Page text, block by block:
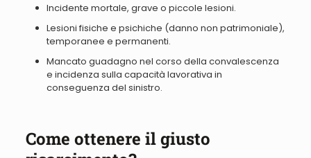
Incidente mortale, grave o piccole lesioni.
Lesioni fisiche e psichiche (danno non patrimoniale),
temporanee e permanenti.
Mancato guadagno nel corso della convalescenza
e incidenza sulla capacità lavorativa in
conseguenza del sinistro.
Come ottenere il giusto